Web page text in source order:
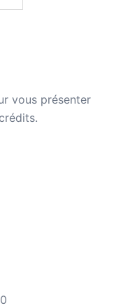
vous présenter